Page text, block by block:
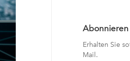
Abonnieren
Erhalten Sie
Mail.